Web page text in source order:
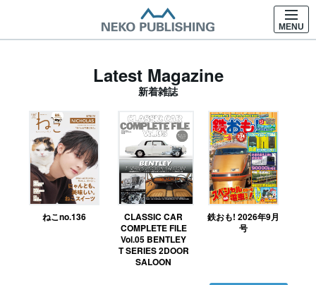
MENU
Latest Magazine
新着雑誌
ねこno.136
CLASSIC CAR
COMPLETE FILE
Vol.05 BENTLEY
T SERIES 2DOOR
SALOON
鉄おも! 2026年9月
号